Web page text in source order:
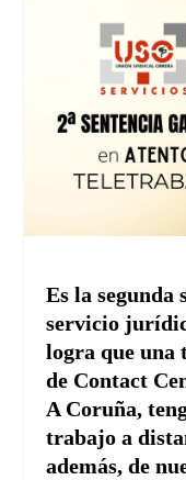
Es la segunda
servicio
logra que una
de Contact
A Coruña,
trabajo a
además, de